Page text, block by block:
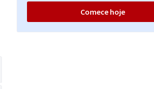
Comece hoje